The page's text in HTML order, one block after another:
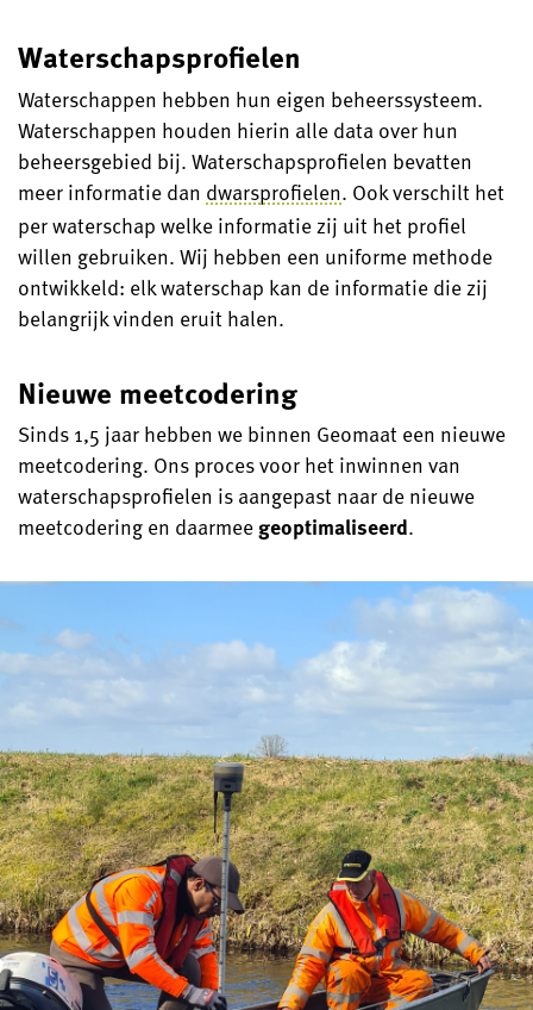
Waterschapsprofielen
Waterschappen hebben hun eigen beheerssysteem.
Waterschappen houden hierin alle data over hun
beheersgebied bij. Waterschapsprofielen bevatten
meer informatie dan dwarsprofielen. Ook verschilt het
per waterschap welke informatie zij uit het profiel
willen gebruiken. Wij hebben een uniforme methode
ontwikkeld: elk waterschap kan de informatie die zij
belangrijk vinden eruit halen.
Nieuwe meetcodering
Sinds 1,5 jaar hebben we binnen Geomaat een nieuwe
meetcodering. Ons proces voor het inwinnen van
waterschapsprofielen is aangepast naar de nieuwe
meetcodering en daarmeegeoptimaliseerd.